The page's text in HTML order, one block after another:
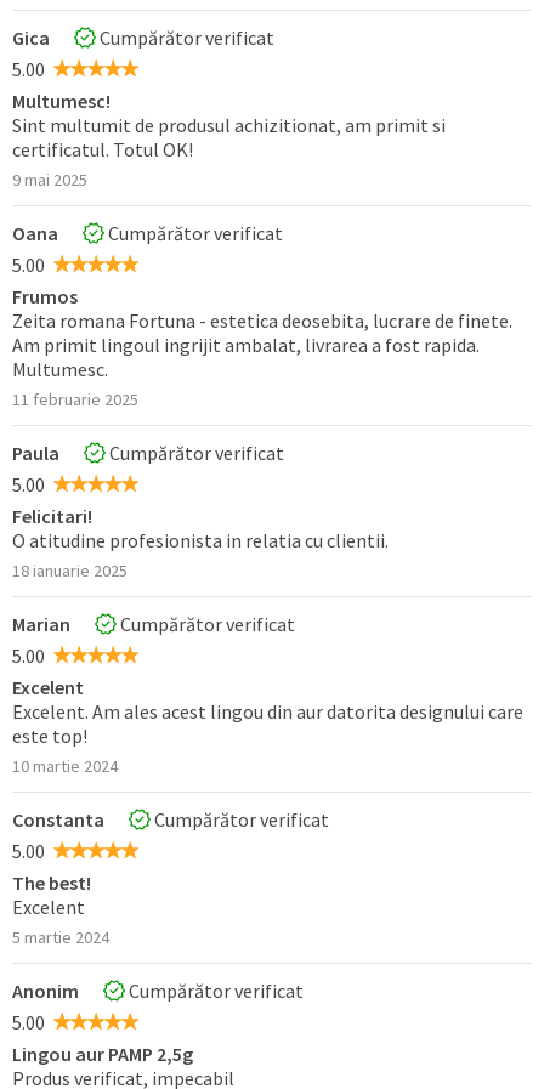
Gica
Cumpărător verificat
5.00
Multumesc!
Sint multumit de produsul achizitionat, am primit si
certificatul. Totul OK!
9 mai 2025
Oana
Cumpărător verificat
5.00
Frumos
Zeita romana Fortuna - estetica deosebita, lucrare de finete.
Am primit lingoul ingrijit ambalat, livrarea a fost rapida.
Multumesc.
11 februarie 2025
Paula
Cumpărător verificat
5.00
Felicitari!
O atitudine profesionista in relatia cu clientii.
18 ianuarie 2025
Marian
Cumpărător verificat
5.00
Excelent
Excelent. Am ales acest lingou din aur datorita designului care
este top!
10 martie 2024
Constanta
Cumpărător verificat
5.00
The best!
Excelent
5 martie 2024
Anonim
Cumpărător verificat
5.00
Lingou aur PAMP 2,5g
Produs verificat, impecabil